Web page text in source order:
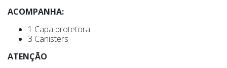
ACOMPANHA:
1 Capa protetora
3 Canisters
ATENÇÃO